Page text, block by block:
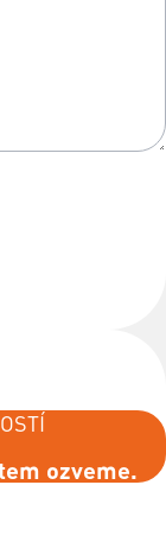
ozveme.